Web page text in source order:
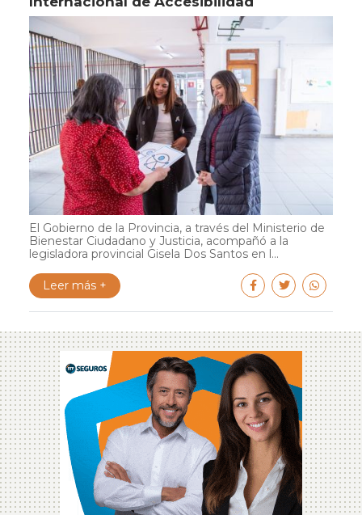
El Gobierno de la Provincia, a través del Ministerio de
Bienestar Ciudadano y Justicia, acompañó a la
legisladora provincial Gisela Dos Santos en l...
Leer más +